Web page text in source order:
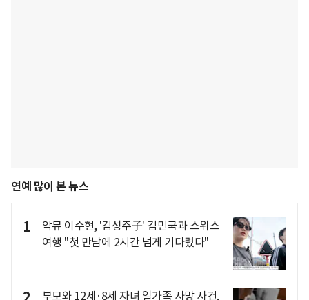
연예 많이 본 뉴스
1
악뮤 이수현, '김성주子' 김민국과 스위스
여행 "첫 만남에 2시간 넘게 기다렸다"
부모와 12세·8세 자녀 일가족 사망 사건,